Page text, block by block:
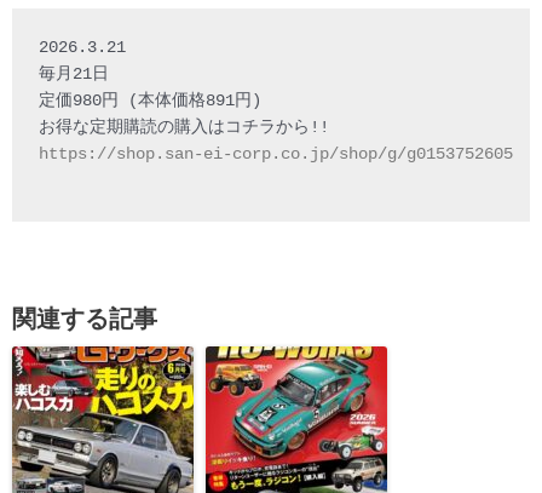
2026.3.21
毎月21日
定価980円 (本体価格891円)
https://shop.san-ei-corp.co.jp/shop/g/g0153752605
関連する記事